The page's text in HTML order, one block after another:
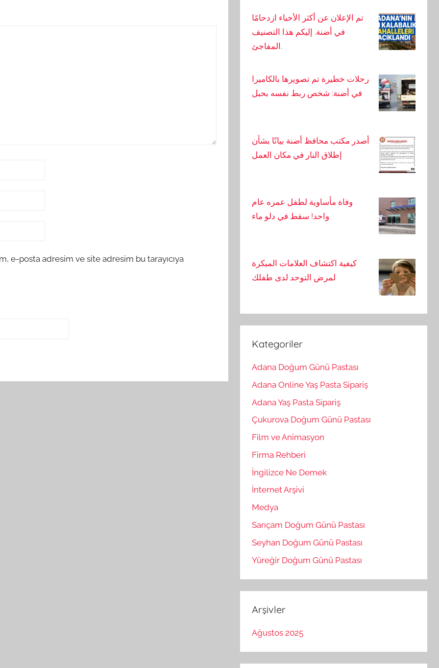
e-posta adresim ve site adresim bu tarayıcıya
تم الإعلان عن أكثر الأحياء ازدحامًا
في أضنة. إليكم هذا التصنيف
المفاجئ.
رحلات خطيرة تم تصويرها بالكاميرا
في أضنة: شخص ربط نفسه بحبل
أصدر مكتب محافظ أضنة بيانًا بشأن
إطلاق النار في مكان العمل
وفاة مأساوية لطفل عمره عام
واحد! سقط في دلو ماء
كيفية اكتشاف العلامات المبكرة
لمرض التوحد لدى طفلك
Kategoriler
Adana Doğum Günü Pastası
Adana Online Yaş Pasta Sipariş
Adana Yaş Pasta Sipariş
Çukurova Doğum Günü Pastası
Film ve Animasyon
Firma Rehberi
İngilizce Ne Demek
İnternet Arşivi
Medya
Sarıçam Doğum Günü Pastası
Seyhan Doğum Günü Pastası
Yüreğir Doğum Günü Pastası
Arşivler
Ağustos 2025